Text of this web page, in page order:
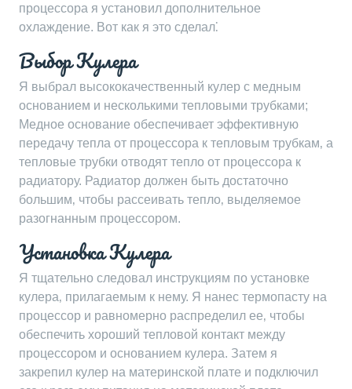
процессора я установил дополнительное
охлаждение. Вот как я это сделал⁚
Выбор Кулера
Я выбрал высококачественный кулер с медным
основанием и несколькими тепловыми трубками;
Медное основание обеспечивает эффективную
передачу тепла от процессора к тепловым трубкам‚ а
тепловые трубки отводят тепло от процессора к
радиатору. Радиатор должен быть достаточно
большим‚ чтобы рассеивать тепло‚ выделяемое
разогнанным процессором.
Установка Кулера
Я тщательно следовал инструкциям по установке
кулера‚ прилагаемым к нему. Я нанес термопасту на
процессор и равномерно распределил ее‚ чтобы
обеспечить хороший тепловой контакт между
процессором и основанием кулера. Затем я
закрепил кулер на материнской плате и подключил